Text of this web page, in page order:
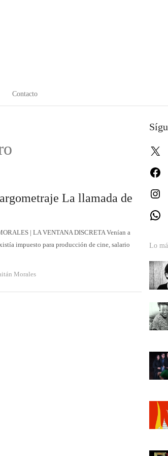
Contacto
La llamada de
| LA VENTANA DISCRETA Venían a
impuesto para producción de cine, salario
Morales
Lo